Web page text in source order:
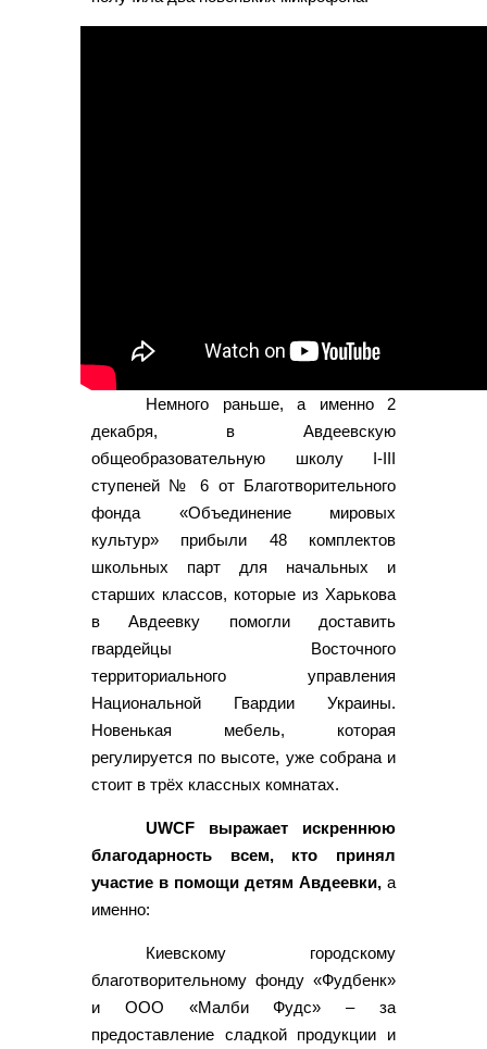
Немного раньше, а именно 2
декабря, в Авдеевскую
общеобразовательную школу I-III
ступеней № 6 от Благотворительного
фонда «Объединение мировых
культур» прибыли 48 комплектов
школьных парт для начальных и
старших классов, которые из Харькова
в Авдеевку помогли доставить
гвардейцы Восточного
территориального управления
Национальной Гвардии Украины.
Новенькая мебель, которая
регулируется по высоте, уже собрана и
стоит в трёх классных комнатах.
UWCF выражает искреннюю
благодарность всем, кто принял
участие в помощи детям Авдеевки, а
именно:
Киевскому городскому
благотворительному фонду «Фудбенк»
и ООО «Малби Фудс» – за
предоставление сладкой продукции и